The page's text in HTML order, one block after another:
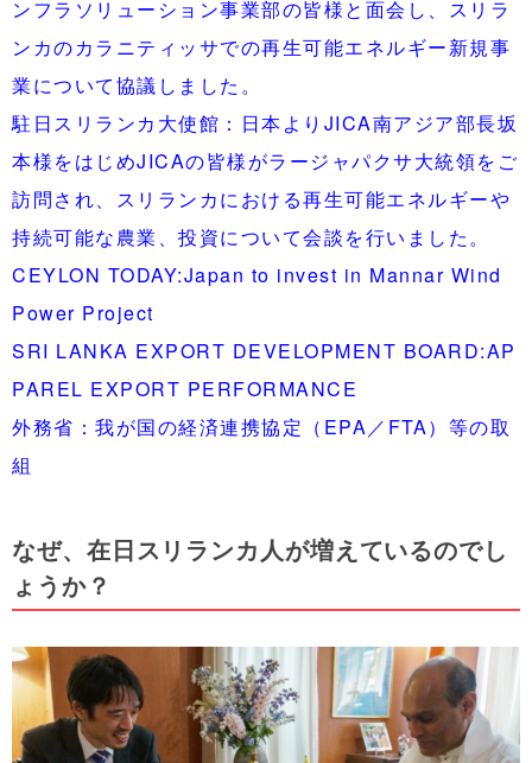
ンフラソリューション事業部の皆様と面会し、スリラ
ンカのカラニティッサでの再生可能エネルギー新規事
業について協議しました。
駐日スリランカ大使館：日本よりJICA南アジア部長坂
本様をはじめJICAの皆様がラージャパクサ大統領をご
訪問され、スリランカにおける再生可能エネルギーや
持続可能な農業、投資について会談を行いました。
CEYLON TODAY:Japan to invest in Mannar Wind
Power Project
SRI LANKA EXPORT DEVELOPMENT BOARD:AP
PAREL EXPORT PERFORMANCE
外務省：我が国の経済連携協定（EPA／FTA）等の取
組
なぜ、在日スリランカ人が増えているのでし
ょうか？